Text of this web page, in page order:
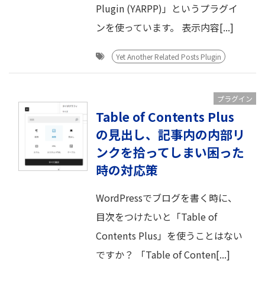
Plugin (YARPP)」というプラグイ
ンを使っています。 表示内容[...]
Yet Another Related Posts Plugin
Table of Contents Plus
の見出し、記事内の内部リ
ンクを拾ってしまい困った
時の対応策
WordPressでブログを書く時に、
目次をつけたいと「Table of
Contents Plus」を使うことはない
ですか？ 「Table of Conten[...]
プラグイン